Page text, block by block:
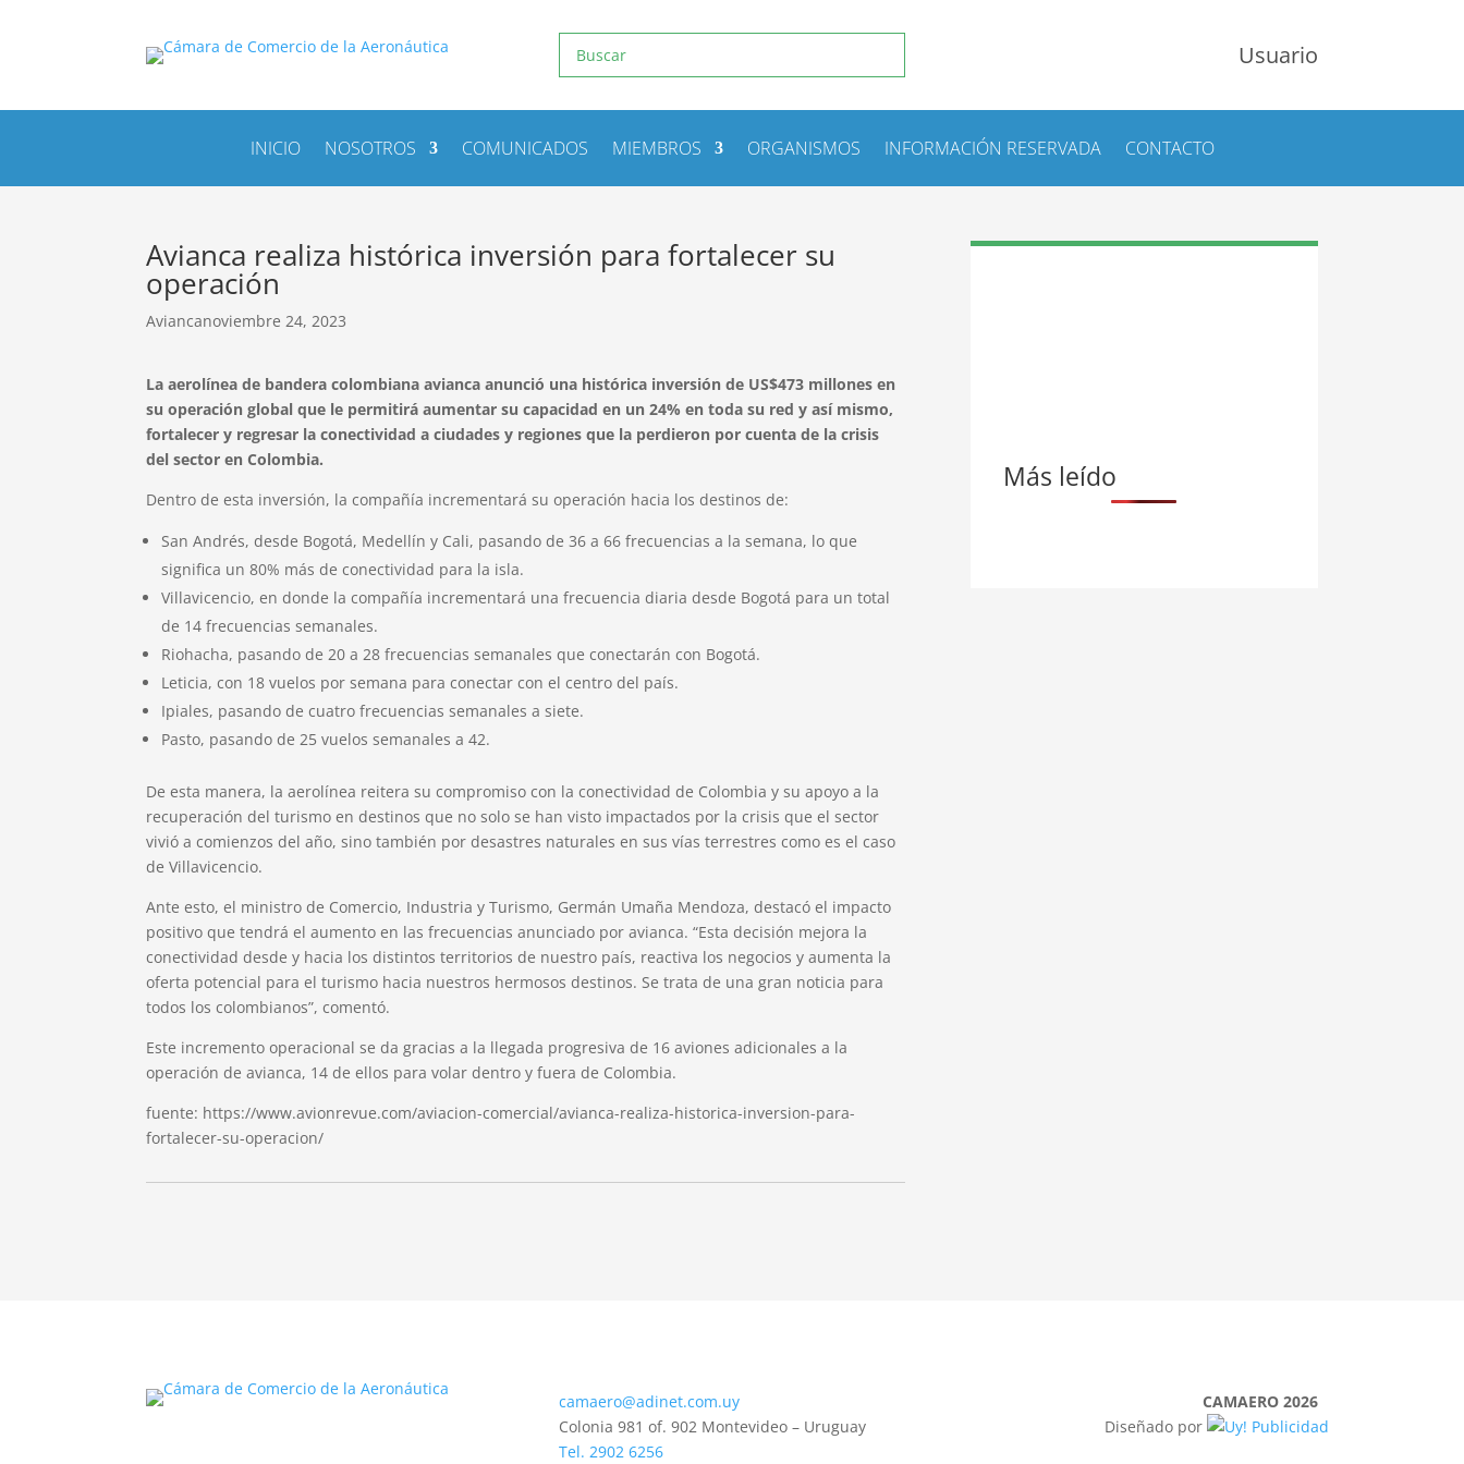
Usuario
INICIO NOSOTROS COMUNICADOS MIEMBROS ORGANISMOS INFORMACIÓN RESERVADA CONTACTO
Avianca realiza histórica inversión para fortalecer su
operación
Aviancanoviembre 24, 2023
La aerolínea de bandera colombianaavianca anunció una histórica inversión de US$473 millones en
su operación global que le permitirá aumentar su capacidad en un 24% en toda su red y así mismo,
fortalecer y regresar la conectividad a ciudades y regiones que la perdieron por cuenta de la crisis
del sector en Colombia.
Dentro de esta inversión, la compañía incrementará su operación hacia los destinos de:
San Andrés, desde Bogotá, Medellín y Cali, pasando de 36 a 66 frecuencias a la semana, lo que
significa un 80% más de conectividad para la isla.
Villavicencio, en donde la compañía incrementará una frecuencia diaria desde Bogotá para un total
de 14 frecuencias semanales.
Riohacha, pasando de 20 a 28 frecuencias semanales que conectarán con Bogotá.
Leticia, con 18 vuelos por semana para conectar con el centro del país.
Ipiales, pasando de cuatro frecuencias semanales a siete.
Pasto, pasando de 25 vuelos semanales a 42.
De esta manera, la aerolínea reitera su compromiso con la conectividad de Colombia y su apoyo a la
recuperación del turismo en destinos que no solo se han visto impactados por la crisis que el sector
vivió a comienzos del año, sino también por desastres naturales en sus vías terrestres como es el caso
de Villavicencio.
Ante esto, el ministro de Comercio, Industria y Turismo, Germán Umaña Mendoza, destacó el impacto
positivo que tendrá el aumento en las frecuencias anunciado por avianca. “Esta decisión mejora la
conectividad desde y hacia los distintos territorios de nuestro país, reactiva los negocios y aumenta la
oferta potencial para el turismo hacia nuestros hermosos destinos. Se trata de una gran noticia para
todos los colombianos”, comentó.
Este incremento operacional se da gracias a la llegada progresiva de 16 aviones adicionales a la
operación de avianca, 14 de ellos para volar dentro y fuera de Colombia.
fuente: https://www.avionrevue.com/aviacion-comercial/avianca-realiza-historica-inversion-para-
fortalecer-su-operacion/
Más leído
camaero@adinet.com.uy
Colonia 981 of. 902 Montevideo – Uruguay
Tel. 2902 6256
CAMAERO 2026
Diseñado por